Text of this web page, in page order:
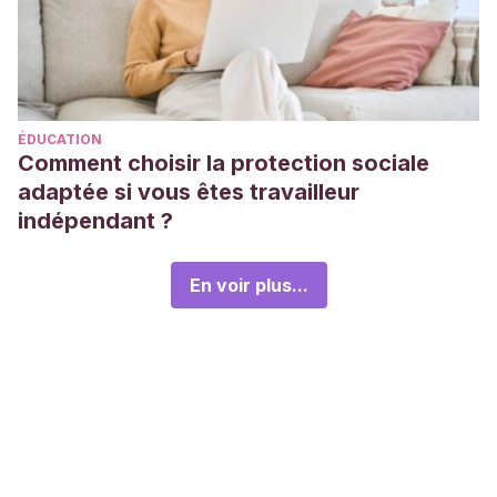
ÉDUCATION
Comment choisir la protection sociale
adaptée si vous êtes travailleur
indépendant ?
En voir plus...